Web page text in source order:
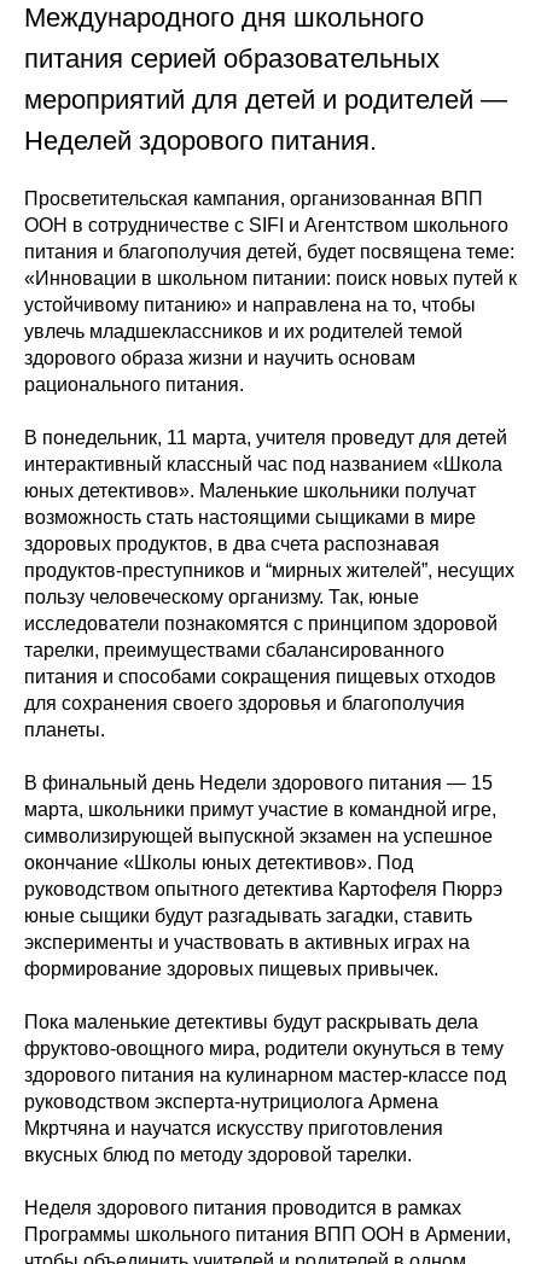
Международного дня школьного
питания серией образовательных
мероприятий для детей и родителей —
Неделей здорового питания.
Просветительская кампания, организованная ВПП
ООН в сотрудничестве с SIFI и Агентством школьного
питания и благополучия детей, будет посвящена теме:
«Инновации в школьном питании: поиск новых путей к
устойчивому питанию» и направлена на то, чтобы
увлечь младшеклассников и их родителей темой
здорового образа жизни и научить основам
рационального питания.
В понедельник, 11 марта, учителя проведут для детей
интерактивный классный час под названием «Школа
юных детективов». Маленькие школьники получат
возможность стать настоящими сыщиками в мире
здоровых продуктов, в два счета распознавая
продуктов-преступников и “мирных жителей”, несущих
пользу человеческому организму. Так, юные
исследователи познакомятся с принципом здоровой
тарелки, преимуществами сбалансированного
питания и способами сокращения пищевых отходов
для сохранения своего здоровья и благополучия
планеты.
В финальный день Недели здорового питания — 15
марта, школьники примут участие в командной игре,
символизирующей выпускной экзамен на успешное
окончание «Школы юных детективов». Под
руководством опытного детектива Картофеля Пюррэ
юные сыщики будут разгадывать загадки, ставить
эксперименты и участвовать в активных играх на
формирование здоровых пищевых привычек.
Пока маленькие детективы будут раскрывать дела
фруктово-овощного мира, родители окунуться в тему
здорового питания на кулинарном мастер-классе под
руководством эксперта-нутрициолога Армена
Мкртчяна и научатся искусству приготовления
вкусных блюд по методу здоровой тарелки.
Неделя здорового питания проводится в рамках
Программы школьного питания ВПП ООН в Армении,